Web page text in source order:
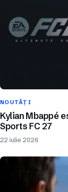
NOUTĂȚI
Kylian Mbappé
Sports FC 27
22 iulie 2026